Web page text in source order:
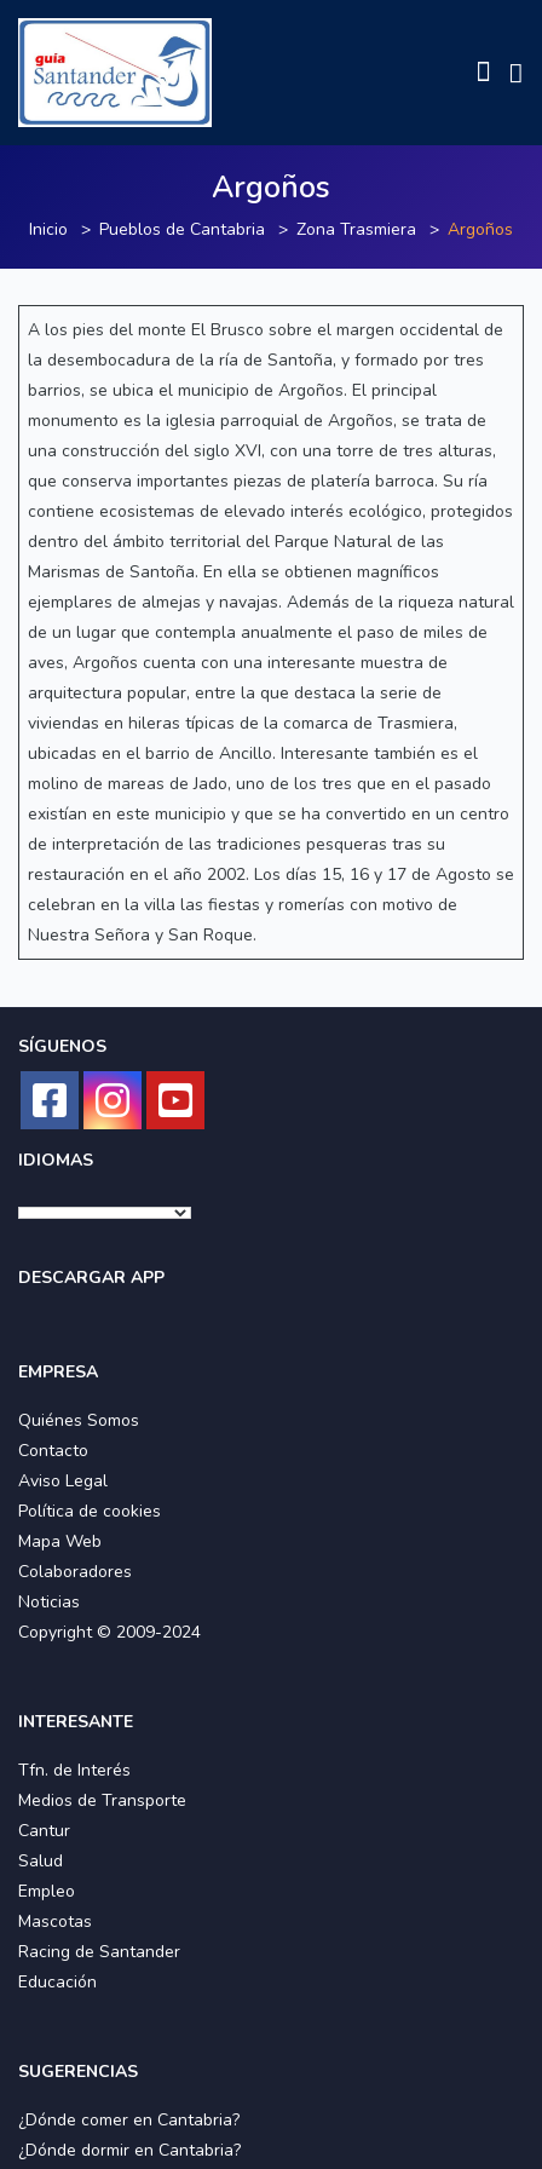
Argoños
Inicio Pueblos de Cantabria Zona Trasmiera Argoños
A los pies del monte El Brusco sobre el margen occidental de
la desembocadura de la ría de Santoña, y formado por tres
barrios, se ubica el municipio de Argoños. El principal
monumento es la iglesia parroquial de Argoños, se trata de
una construcción del siglo XVI, con una torre de tres alturas,
que conserva importantes piezas de platería barroca. Su ría
contiene ecosistemas de elevado interés ecológico, protegidos
dentro del ámbito territorial del Parque Natural de las
Marismas de Santoña. En ella se obtienen magníficos
ejemplares de almejas y navajas. Además de la riqueza natural
de un lugar que contempla anualmente el paso de miles de
aves, Argoños cuenta con una interesante muestra de
arquitectura popular, entre la que destaca la serie de
viviendas en hileras típicas de la comarca de Trasmiera,
ubicadas en el barrio de Ancillo. Interesante también es el
molino de mareas de Jado, uno de los tres que en el pasado
existían en este municipio y que se ha convertido en un centro
de interpretación de las tradiciones pesqueras tras su
restauración en el año 2002. Los días 15, 16 y 17 de Agosto se
celebran en la villa las fiestas y romerías con motivo de
Nuestra Señora y San Roque.
SÍGUENOS
IDIOMAS
DESCARGAR APP
EMPRESA
Quiénes Somos
Contacto
Aviso Legal
Política de cookies
Mapa Web
Colaboradores
Noticias
Copyright © 2009-2024
INTERESANTE
Tfn. de Interés
Medios de Transporte
Cantur
Salud
Empleo
Mascotas
Racing de Santander
Educación
SUGERENCIAS
¿Dónde comer en Cantabria?
¿Dónde dormir en Cantabria?